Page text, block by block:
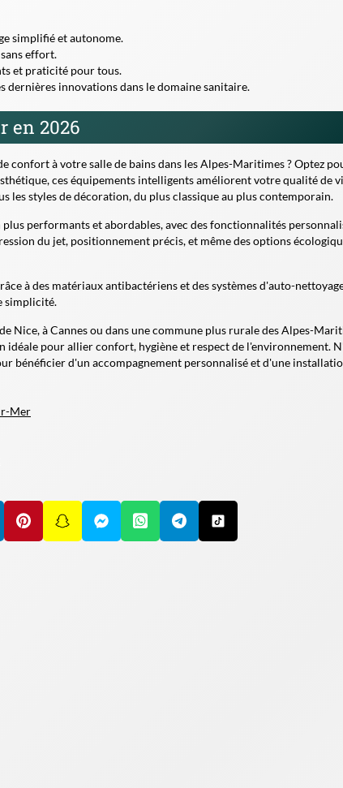
simplifié et autonome.
effort.
et praticité pour tous.
dernières innovations dans le domaine sanitaire.
en 2026
confort à votre salle de bains dans les Alpes-Maritimes ? Optez
ces équipements intelligents améliorent votre qualité de
les styles de décoration, du plus classique au plus contemporain.
plus performants et abordables, avec des fonctionnalités
du jet, positionnement précis, et même des options
à des matériaux antibactériens et des systèmes d'auto-
simplicité.
Nice, à Cannes ou dans une commune plus rurale des Alpes-
pour allier confort, hygiène et respect de l'environnement.
bénéficier d'un accompagnement personnalisé et d'une
Mer